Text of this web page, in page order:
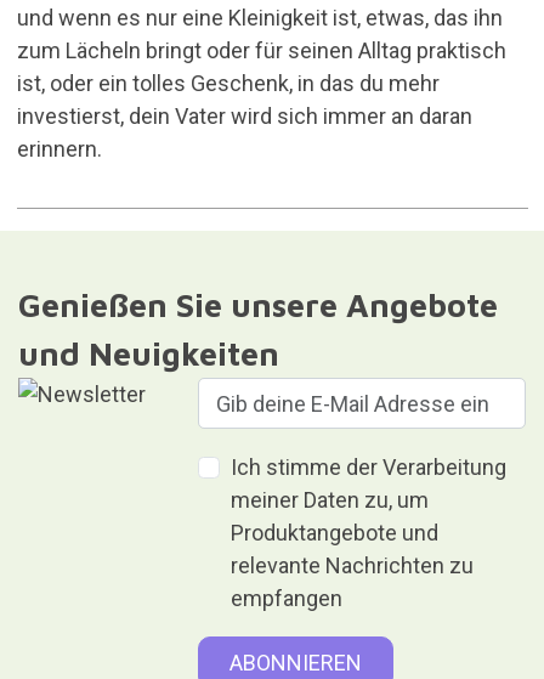
und wenn es nur eine Kleinigkeit ist, etwas, das ihn
zum Lächeln bringt oder für seinen Alltag praktisch
ist, oder ein tolles Geschenk, in das du mehr
investierst, dein Vater wird sich immer an daran
erinnern.
Genießen Sie unsere Angebote
und Neuigkeiten
Ich stimme der Verarbeitung
meiner Daten zu, um
Produktangebote und
relevante Nachrichten zu
empfangen